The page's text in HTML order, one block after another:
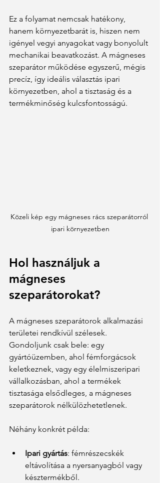
Ez a folyamat nemcsak hatékony,
hanem környezetbarát is, hiszen nem
igényel vegyi anyagokat vagy bonyolult
mechanikai beavatkozást. A mágneses
szeparátor működése egyszerű, mégis
precíz, így ideális választás ipari
környezetben, ahol a tisztaság és a
termékminőség kulcsfontosságú.
Közeli kép egy mágneses rács szeparátorról
ipari környezetben
Hol használjuk a
mágneses
szeparátorokat?
A mágneses szeparátorok alkalmazási
területei rendkívül szélesek.
Gondoljunk csak bele: egy
gyártóüzemben, ahol fémforgácsok
keletkeznek, vagy egy élelmiszeripari
vállalkozásban, ahol a termékek
tisztasága elsődleges, a mágneses
szeparátorok nélkülözhetetlenek.
Néhány konkrét példa:
Ipari gyártás: fémrészecskék
eltávolítása a nyersanyagból vagy
késztermékből.